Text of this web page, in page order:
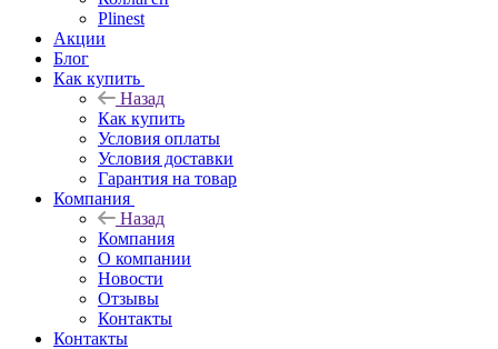
Plinest
Акции
Блог
Как купить
Назад
Как купить
Условия оплаты
Условия доставки
Гарантия на товар
Компания
Назад
Компания
О компании
Новости
Отзывы
Контакты
Контакты